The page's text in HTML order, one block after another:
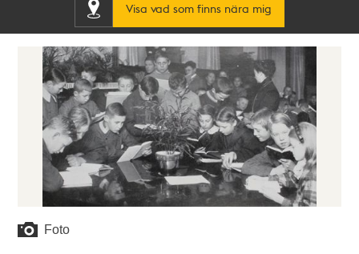
Visa vad som finns nära mig
Foto